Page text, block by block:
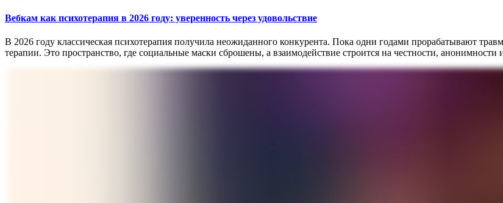
Вебкам как психотерапия в 2026 году: уверенность через удовольствие
В 2026 году классическая психотерапия получила неожиданного конкурента. Пока одни годами прорабатывают
терапии. Это пространство, где социальные маски сброшены, а взаимодействие строится на честности,